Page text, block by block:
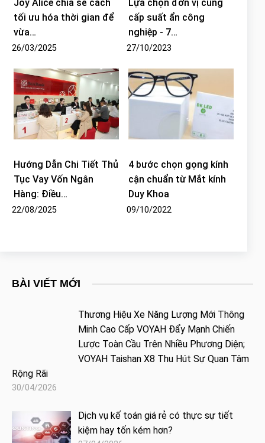
Joy Alice chia sẻ cách
tối ưu hóa thời gian để
vừa…
26/03/2025
Lựa chọn đơn vị cung
cấp suất ẩn công
nghiệp - 7…
27/10/2023
Hướng Dẫn Chi Tiết Thủ
Tục Vay Vốn Ngân
Hàng: Điều…
22/08/2025
4 bước chọn gọng kính
cận chuẩn từ Mắt kính
Duy Khoa
09/10/2022
BÀI VIẾT MỚI
Thương Hiệu Xe Năng Lượng Mới Thông
Minh Cao Cấp VOYAH Đẩy Mạnh Chiến
Lược Toàn Cầu Trên Nhiều Phương Diện;
VOYAH Taishan X8 Thu Hút Sự Quan Tâm
Rộng Rãi
30/04/2026
Dịch vụ kế toán giá rẻ có thực sự tiết
kiệm hay tốn kém hơn?